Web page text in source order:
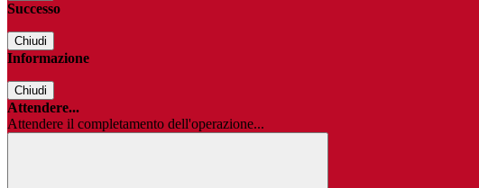
Successo
Chiudi
Informazione
Chiudi
Attendere...
Attendere il completamento dell'operazione...